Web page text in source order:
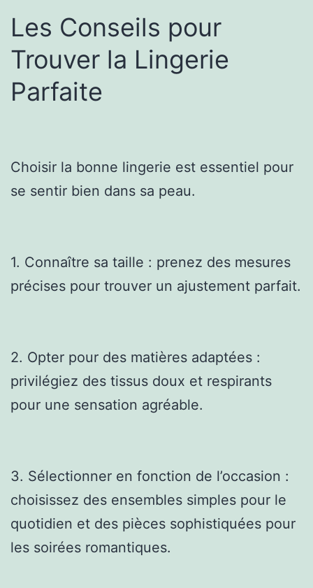
Les Conseils pour
Trouver la Lingerie
Parfaite
Choisir la bonne lingerie est essentiel pour
se sentir bien dans sa peau.
1. Connaître sa taille : prenez des mesures
précises pour trouver un ajustement parfait.
2. Opter pour des matières adaptées :
privilégiez des tissus doux et respirants
pour une sensation agréable.
3. Sélectionner en fonction de l’occasion :
choisissez des ensembles simples pour le
quotidien et des pièces sophistiquées pour
les soirées romantiques.